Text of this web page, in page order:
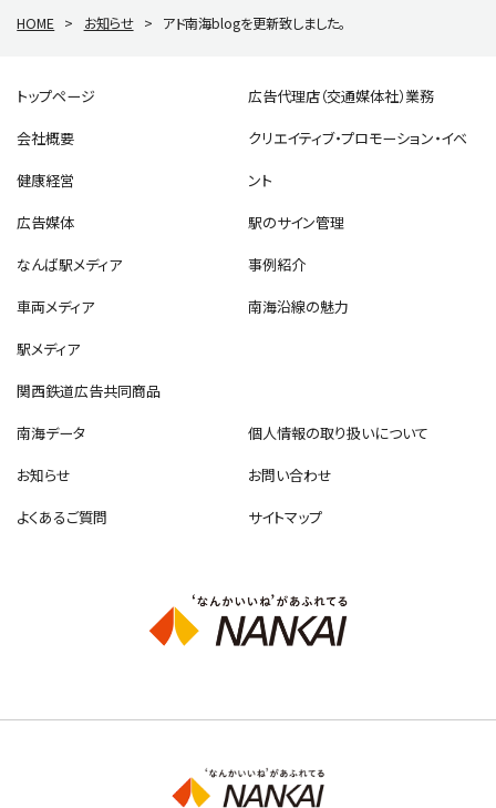
HOME > お知らせ > アド南海blogを更新致しました。
トップページ
会社概要
健康経営
広告媒体
なんば駅メディア
車両メディア
駅メディア
関西鉄道広告共同商品
広告代理店（交通媒体社）業務
クリエイティブ・プロモーション・イベ
ント
駅のサイン管理
事例紹介
南海沿線の魅力
南海データ
個人情報の取り扱いについて
お知らせ
お問い合わせ
よくあるご質問
サイトマップ